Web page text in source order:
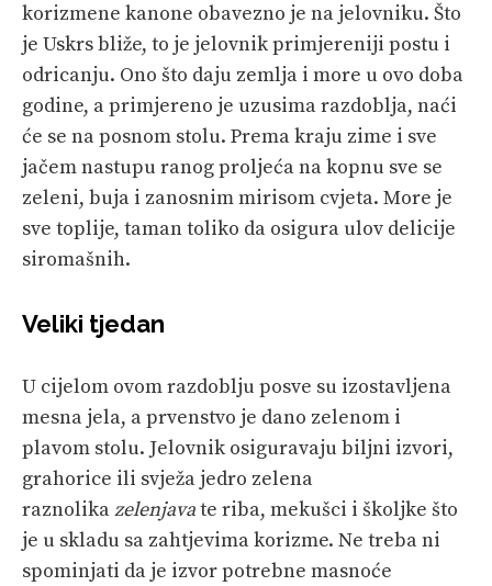
korizmene kanone obavezno je na jelovniku. Što
je Uskrs bliže, to je jelovnik primjereniji postu i
odricanju. Ono što daju zemlja i more u ovo doba
godine, a primjereno je uzusima razdoblja, naći
će se na posnom stolu. Prema kraju zime i sve
jačem nastupu ranog proljeća na kopnu sve se
zeleni, buja i zanosnim mirisom cvjeta. More je
sve toplije, taman toliko da osigura ulov delicije
siromašnih.
Veliki tjedan
U cijelom ovom razdoblju posve su izostavljena
mesna jela, a prvenstvo je dano zelenom i
plavom stolu. Jelovnik osiguravaju biljni izvori,
grahorice ili svježa jedro zelena
raznolikazelenjavate riba, mekušci i školjke što
je u skladu sa zahtjevima korizme. Ne treba ni
spominjati da je izvor potrebne masnoće